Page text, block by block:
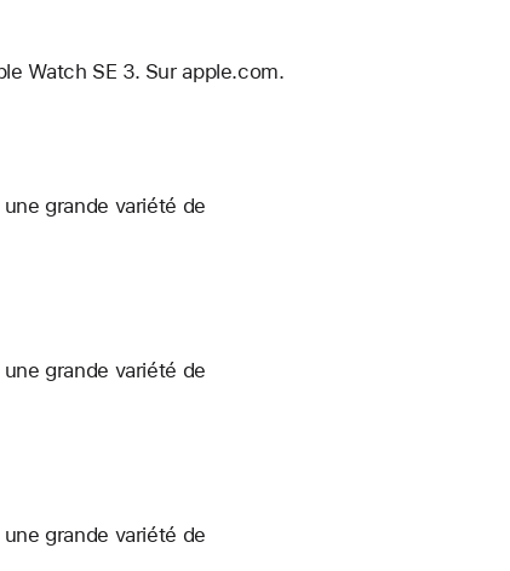
Watch SE 3. Sur apple.com.
grande variété de
grande variété de
grande variété de